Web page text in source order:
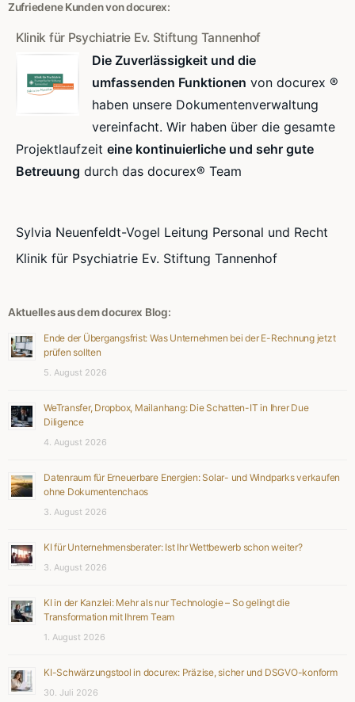
Zufriedene Kunden von docurex:
Klinik für Psychiatrie Ev. Stiftung Tannenhof
Die Zuverlässigkeit und die
umfassenden Funktionen von docurex ®
haben unsere Dokumentenverwaltung
vereinfacht. Wir haben über die gesamte
Projektlaufzeit eine kontinuierliche und sehr gute
Betreuung durch das docurex® Team
Sylvia Neuenfeldt-Vogel Leitung Personal und Recht
Klinik für Psychiatrie Ev. Stiftung Tannenhof
Aktuelles aus dem docurex Blog:
Ende der Übergangsfrist: Was Unternehmen bei der E-Rechnung jetzt
prüfen sollten
5. August 2026
WeTransfer, Dropbox, Mailanhang: Die Schatten-IT in Ihrer Due
Diligence
4. August 2026
Datenraum für Erneuerbare Energien: Solar- und Windparks verkaufen
ohne Dokumentenchaos
3. August 2026
KI für Unternehmensberater: Ist Ihr Wettbewerb schon weiter?
3. August 2026
KI in der Kanzlei: Mehr als nur Technologie – So gelingt die
Transformation mit Ihrem Team
1. August 2026
KI-Schwärzungstool in docurex: Präzise, sicher und DSGVO-konform
30. Juli 2026